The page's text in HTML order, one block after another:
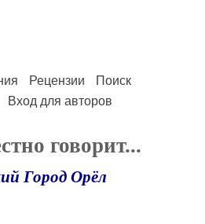
Рецензии
Поиск
Вход для авторов
говорит...
Город Орёл